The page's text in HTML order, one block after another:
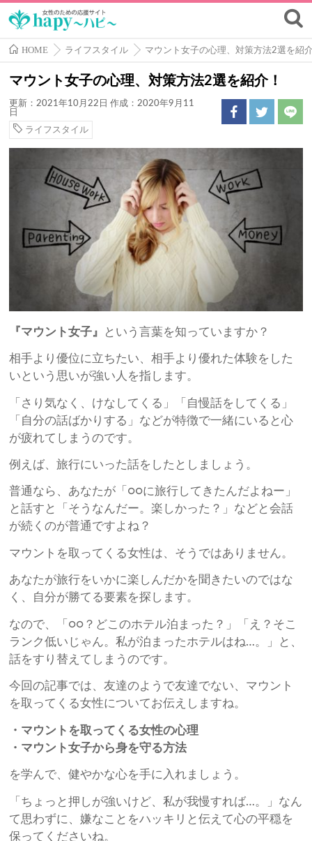
HOME ライフスタイル マウント女子の心理、対策方法2選を紹
マウント女子の心理、対策方法2選を紹介！
更新：2021年10月22日 作成：2020年9月11
日
ライフスタイル
『マウント女子』 という言葉を知っていますか？
相手より優位に立ちたい、相手より優れた体験をした
いという思いが強い人を指します。
「さり気なく、けなしてくる」「自慢話をしてくる」
「自分の話ばかりする」などが特徴で一緒にいると心
が疲れてしまうのです。
例えば、旅行にいった話をしたとしましょう。
普通なら、あなたが「○○に旅行してきたんだよねー」
と話すと「そうなんだー。楽しかった？」などと会話
が続くのが普通ですよね？
マウントを取ってくる女性は、そうではありません。
あなたが旅行をいかに楽しんだかを聞きたいのではな
く、自分が勝てる要素を探します。
なので、「○○？どこのホテル泊まった？」「え？そこ
ランク低いじゃん。私が泊まったホテルはね…。」と、
話をすり替えてしまうのです。
今回の記事では、友達のようで友達でない、マウント
を取ってくる女性についてお伝えしますね。
・マウントを取ってくる女性の心理
・マウント女子から身を守る方法
を学んで、健やかな心を手に入れましょう。
「ちょっと押しが強いけど、私が我慢すれば…。」なん
て思わずに、嫌なことをハッキリと伝えて心の平穏を
保ってくださいね。